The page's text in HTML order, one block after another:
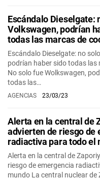
Escándalo Dieselgate:
Volkswagen, podrían
todas las marcas de
Escándalo Dieselgate: no
podrían haber sido todas las
No solo fue Wolkswagen,
todas las…
AGENCIAS 23/03/23
Alerta en la central de
advierten de riesgo de
radiactiva para todo el
Alerta en la central de
riesgo de emergencia
mundo La central nuclear de